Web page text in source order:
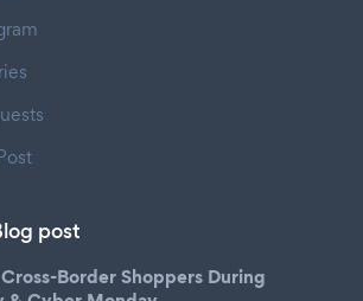
post
Border Shoppers During